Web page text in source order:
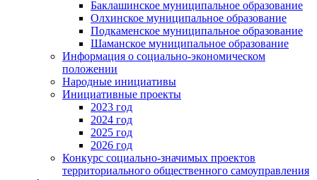
Баклашинское муниципальное образование
Олхинское муниципальное образование
Подкаменское муниципальное образование
Шаманское муниципальное образование
Информация о социально-экономическом
положении
Народные инициативы
Инициативные проекты
2023 год
2024 год
2025 год
2026 год
Конкурс социально-значимых проектов
территориального общественного самоуправления